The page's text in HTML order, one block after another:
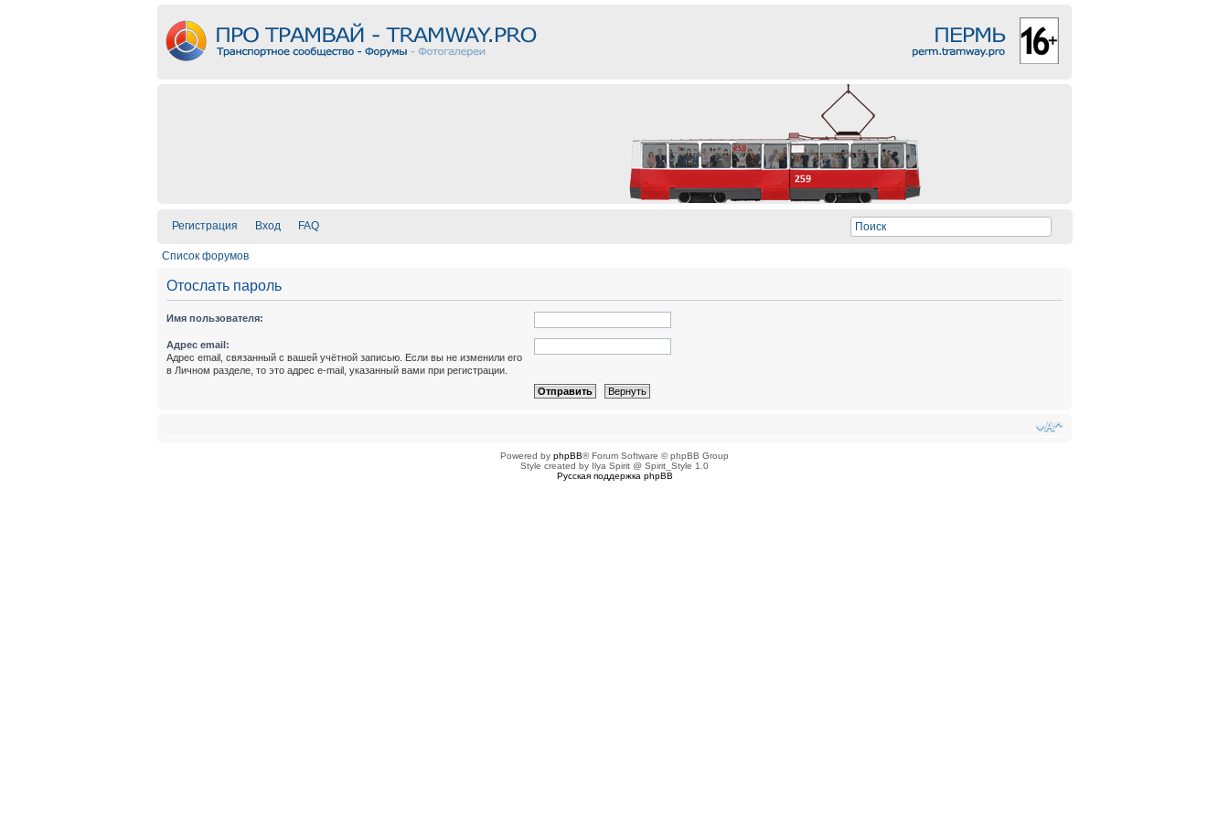
Регистрация Вход FAQ
Список форумов
Отослать пароль
Имя пользователя:
Адрес email:
Адрес email, связанный с вашей учётной записью. Если вы не изменили его
в Личном разделе, то это адрес e-mail, указанный вами при регистрации.
Powered by phpBB® Forum Software © phpBB Group
Style created by Ilya Spirit @ Spirit_Style 1.0
Русская поддержка phpBB